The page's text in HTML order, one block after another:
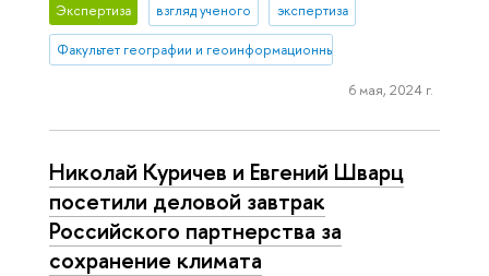
Экспертиза взгляд ученого экспертиза
Факультет географии и геоинформационных технологий
6 мая, 2024 г.
Николай Куричев и Евгений Шварц
посетили деловой завтрак
Российского партнерства за
сохранение климата